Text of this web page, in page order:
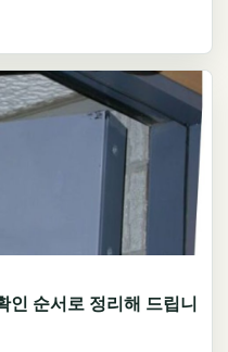
인 순서로 정리해 드립니